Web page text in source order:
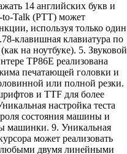
14 английских букв и
Talk (PTT) может
используя только один
клавишная клавиатура по
на ноутбуке). 5. Звуковой
TP86E реализована
печатающей головки и
или полной резки.
и TTF для более
настройка теста
состояния машины и
машинки. 9. Уникальная
может реализовать
двумя линейными